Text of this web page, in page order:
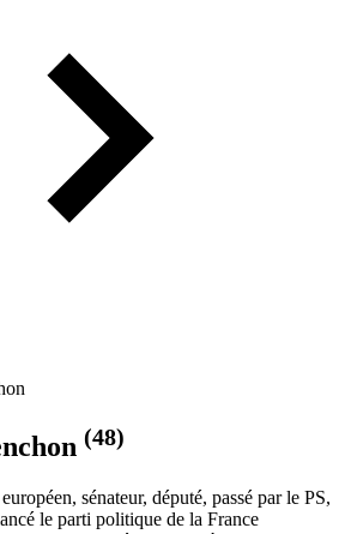
(48)
sénateur, député, passé par le PS,
le parti politique de la France